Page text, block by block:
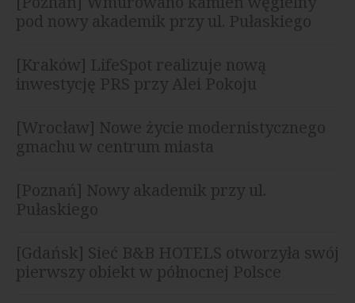
pod nowy akademik przy ul. Pułaskiego
[Kraków] LifeSpot realizuje nową
inwestycję PRS przy Alei Pokoju
[Wrocław] Nowe życie modernistycznego
gmachu w centrum miasta
[Poznań] Nowy akademik przy ul.
Pułaskiego
[Gdańsk] Sieć B&B HOTELS otworzyła swój
pierwszy obiekt w północnej Polsce